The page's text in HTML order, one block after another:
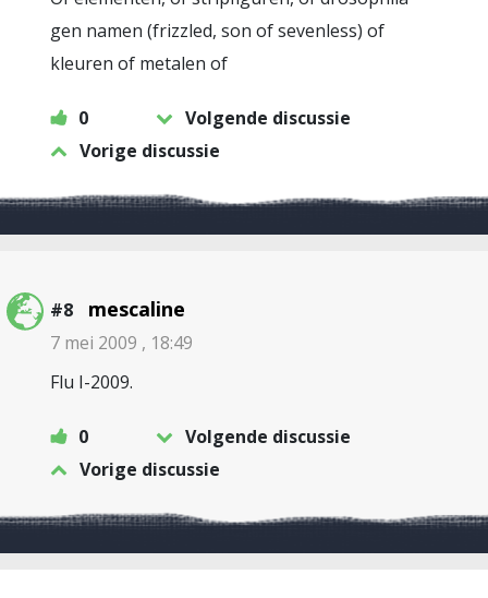
gen namen (frizzled, son of sevenless) of
kleuren of metalen of
0
Volgende discussie
Vorige discussie
#8 mescaline
7 mei 2009 , 18:49
Flu I-2009.
0
Volgende discussie
Vorige discussie